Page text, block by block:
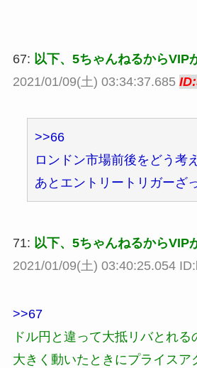
67: 以下、5ちゃんねるからVIP
2021/01/09(土) 03:34:37.685
>>66
ロンドン市場前後をどう考
あとエントリートリガーざ
71: 以下、5ちゃんねるからVIP
2021/01/09(土) 03:40:25.054
>>67
ドル円と違って大抵リバとれる
大きく動いたときにプライスア